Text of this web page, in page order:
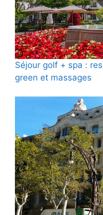
Séjour golf + spa :
green et massages